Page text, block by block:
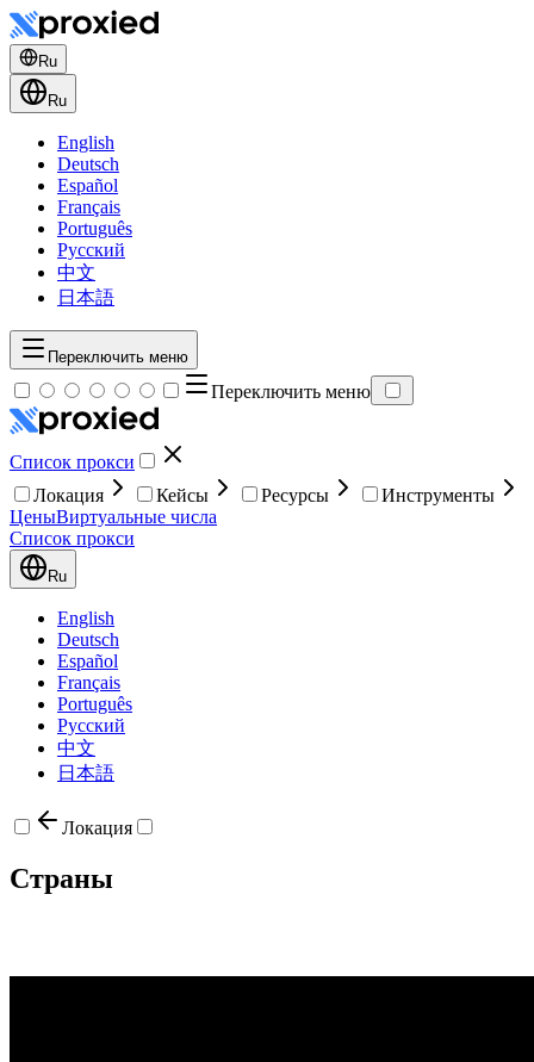
Ru
Ru
English
Deutsch
Español
Français
Português
Русский
中文
日本語
Переключить меню
Переключить меню
Список прокси
Локация
Кейсы Ресурсы
Инструменты
ЦеныВиртуальные числа
Список прокси
Ru
English
Deutsch
Español
Français
Português
Русский
中文
日本語
Локация
Страны